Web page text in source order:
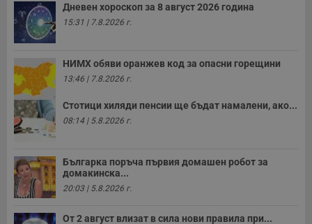
Дневен хороскоп за 8 август 2026 година
15:31 | 7.8.2026 г.
НИМХ обяви оранжев код за опасни горещини
13:46 | 7.8.2026 г.
Стотици хиляди пенсии ще бъдат намалени, ако...
08:14 | 5.8.2026 г.
Българка поръча първия домашен робот за
домакинска...
20:03 | 5.8.2026 г.
От 2 август влизат в сила нови правила при...